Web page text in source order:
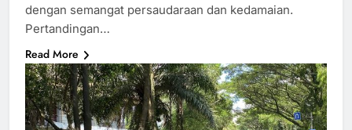
dengan semangat persaudaraan dan kedamaian.
Pertandingan…
Read More